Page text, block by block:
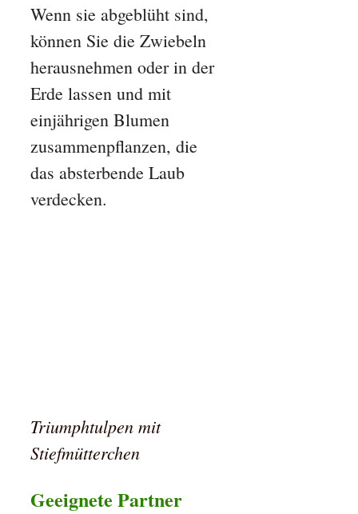
Wenn sie abgeblüht sind,
können Sie die Zwiebeln
herausnehmen oder in der
Erde lassen und mit
einjährigen Blumen
zusammenpflanzen, die
das absterbende Laub
verdecken.
Triumphtulpen mit
Stiefmütterchen
Geeignete Partner